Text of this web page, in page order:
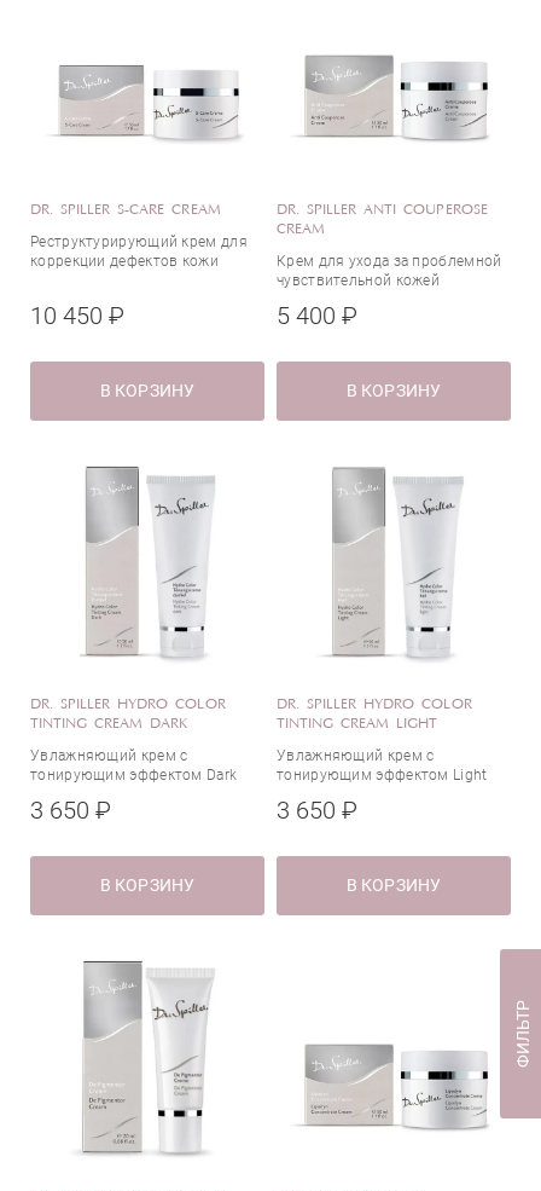
ФИЛЬТР
Лимонная кислота
Масло авокадо
Масло жожоба
Масло чайного дерева
Масло Ши
Миндальная кислота
Молочная кислота
Молочные протеины
Мочевина
Натуральный холестерол
Ниацинамид (витамин В3)
Пантенол (витамин B5)
Папаин
Пентавитин
Пептиды
Пиридоксин (витамин B6)
Протеины шелка
Ресвератрол
Ретинол (витамин А)
Рибофлавин (витамин B2)
Сафлоровое масло
Сквалан
Сквален
Сульфоновая кислота
Тиамин (витамин B1)
Токоферол (витамин Е)
Трегалоза
Феруловая кислота
DR. SPILLER S-CARE CREAM
Реструктурирующий крем для
коррекции дефектов кожи
10 450 ₽
В КОРЗИНУ
DR. SPILLER ANTI COUPEROSE
CREAM
Крем для ухода за проблемной
чувствительной кожей
5 400 ₽
В КОРЗИНУ
DR. SPILLER HYDRO COLOR
TINTING CREAM DARK
Увлажняющий крем с
тонирующим эффектом Dark
3 650 ₽
В КОРЗИНУ
DR. SPILLER HYDRO COLOR
TINTING CREAM LIGHT
Увлажняющий крем с
тонирующим эффектом Light
3 650 ₽
В КОРЗИНУ